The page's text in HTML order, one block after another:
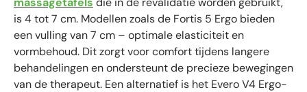
is 4 tot 7 cm. Modellen zoals de Fortis 5 Ergo bieden
een vulling van 7 cm – optimale elasticiteit en
vormbehoud. Dit zorgt voor comfort tijdens langere
behandelingen en ondersteunt de precieze bewegingen
van de therapeut. Een alternatief is het Evero V4 Ergo-